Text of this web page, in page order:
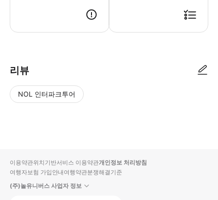
리뷰
NOL 인터파크투어
입니
다.
순
상
이용약관위치기반서비스 이용약관개인정보 처리방침
여행자보험 가입안내여행약관분쟁해결기준
(주)놀유니버스 사업자 정보